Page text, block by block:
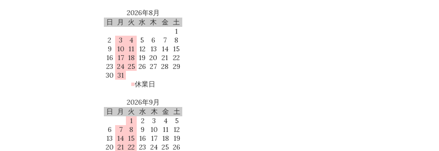
2026年8月
日
月 火 水 木 金
土
1
2
3 4 5 6 7
8
9
10 11 12 13 14 15
16
17 18 19 20 21
22
23 24 25 26 27 28 29
30 31
■休業日
2026年9月
日
月 火 水 木 金
土
1
2 3 4
5
6
7 8 9 10 11
12
13
14 15 16 17 18
19
20 21 22 23 24 25 26